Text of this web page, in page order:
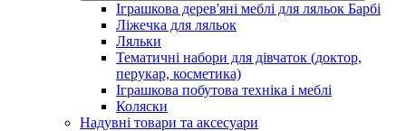
Іграшкова дерев'яні меблі для ляльок Барбі
Ліжечка для ляльок
Ляльки
Тематичні набори для дівчаток (доктор,
перукар, косметика)
Іграшкова побутова техніка і меблі
Коляски
Надувні товари та аксесуари